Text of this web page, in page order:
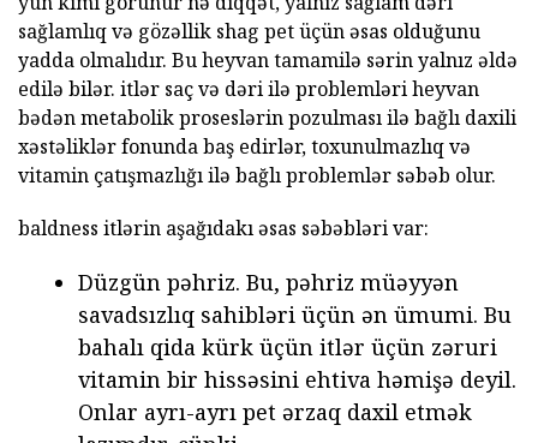
sağlamlıq və gözəllik shag pet üçün əsas olduğunu
yadda olmalıdır. Bu heyvan tamamilə sərin yalnız əldə
edilə bilər. itlər saç və dəri ilə problemləri heyvan
bədən metabolik proseslərin pozulması ilə bağlı daxili
xəstəliklər fonunda baş edirlər, toxunulmazlıq və
vitamin çatışmazlığı ilə bağlı problemlər səbəb olur.
baldness itlərin aşağıdakı əsas səbəbləri var:
Düzgün pəhriz. Bu, pəhriz müəyyən
savadsızlıq sahibləri üçün ən ümumi. Bu
bahalı qida kürk üçün itlər üçün zəruri
vitamin bir hissəsini ehtiva həmişə deyil.
Onlar ayrı-ayrı pet ərzaq daxil etmək